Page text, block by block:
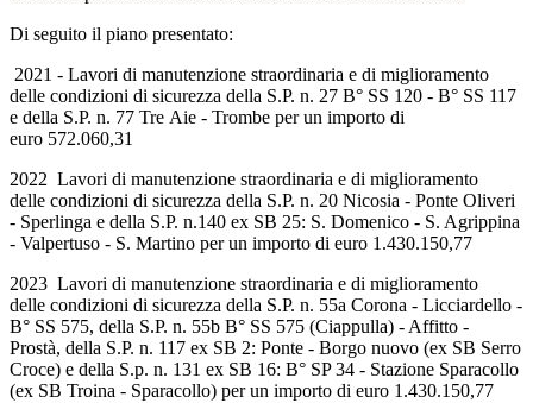
Di seguito il piano presentato:
2021 ‐ Lavori di manutenzione straordinaria e di miglioramento
delle condizioni di sicurezza della S.P. n. 27 B° SS 120 - B° SS 117
e della S.P. n. 77 Tre Aie - Trombe per un importo di
euro 572.060,31
2022 Lavori di manutenzione straordinaria e di miglioramento
delle condizioni di sicurezza della S.P. n. 20 Nicosia - Ponte Oliveri
- Sperlinga e della S.P. n.140 ex SB 25: S. Domenico - S. Agrippina
- Valpertuso - S. Martino per un importo di euro 1.430.150,77
2023 Lavori di manutenzione straordinaria e di miglioramento
delle condizioni di sicurezza della S.P. n. 55a Corona - Licciardello -
B° SS 575, della S.P. n. 55b B° SS 575 (Ciappulla) - Affitto -
Prostà, della S.P. n. 117 ex SB 2: Ponte - Borgo nuovo (ex SB Serro
Croce) e della S.p. n. 131 ex SB 16: B° SP 34 - Stazione Sparacollo
(ex SB Troina - Sparacollo) per un importo di euro 1.430.150,77